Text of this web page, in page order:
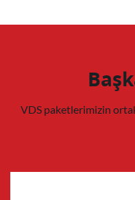
VDS paketlerimizin